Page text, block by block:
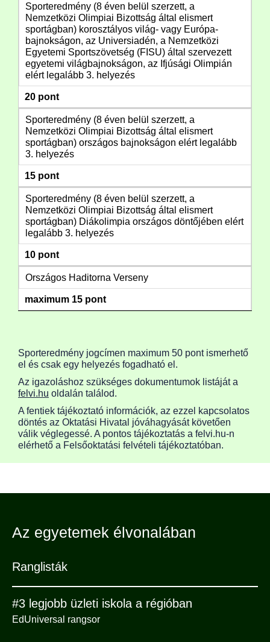
Sporteredmény (8 éven belül szerzett, a
Nemzetközi Olimpiai Bizottság által elismert
sportágban) korosztályos világ- vagy Európa-
bajnokságon, az Universiadén, a Nemzetközi
Egyetemi Sportszövetség (FISU) által szervezett
egyetemi világbajnokságon, az Ifjúsági Olimpián
elért legalább 3. helyezés
20 pont
Sporteredmény (8 éven belül szerzett, a
Nemzetközi Olimpiai Bizottság által elismert
sportágban) országos bajnokságon elért legalább
3. helyezés
15 pont
Sporteredmény (8 éven belül szerzett, a
Nemzetközi Olimpiai Bizottság által elismert
sportágban) Diákolimpia országos döntőjében elért
legalább 3. helyezés
10 pont
Országos Haditorna Verseny
maximum 15 pont
Sporteredmény jogcímen maximum 50 pont ismerhető
el és csak egy helyezés fogadható el.
Az igazoláshoz szükséges dokumentumok listáját a
felvi.hu oldalán találod.
A fentiek tájékoztató információk, az ezzel kapcsolatos
döntés az Oktatási Hivatal jóváhagyását követően
válik véglegessé. A pontos tájékoztatás a felvi.hu-n
elérhető a Felsőoktatási felvételi tájékoztatóban.
Az egyetemek élvonalában
Ranglisták
#3 legjobb üzleti iskola a régióban
EdUniversal rangsor